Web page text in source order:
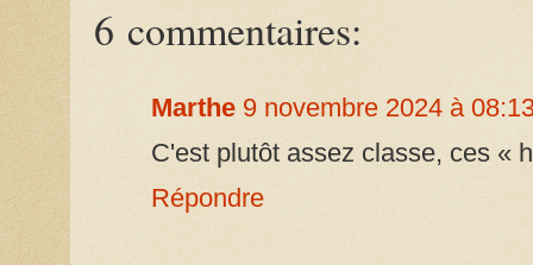
6 commentaires:
Marthe 9 novembre 2024 à
C'est plutôt assez classe, ces «
Répondre